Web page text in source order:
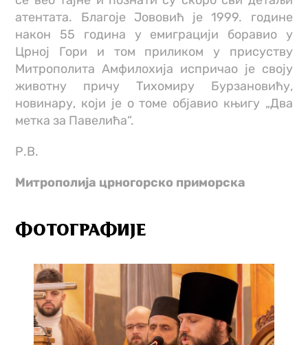
атентата. Благоје Јововић је 1999. године
након 55 година у емиграцији боравио у
Црној Гори и том приликом у присуству
Митрополита Амфилохија испричао је своју
животну причу Тихомиру Бурзановићу,
новинару, који је о томе објавио књигу „Два
метка за Павелића“.
Р.В.
Митрополија црногорско приморска
ФОТОГРАФИЈЕ